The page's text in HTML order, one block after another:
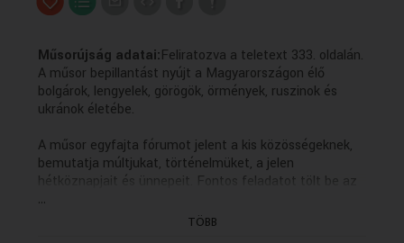
Műsorújság adatai:Feliratozva a teletext 333. oldalán.
A műsor bepillantást nyújt a Magyarországon élő
bolgárok, lengyelek, görögök, örmények, ruszinok és
ukránok életébe.
A műsor egyfajta fórumot jelent a kis közösségeknek,
bemutatja múltjukat, történelmüket, a jelen
hétköznapjait és ünnepeit. Fontos feladatot tölt be az
anyanyelvi kultúra ápolásában, hiszen a forgatott
anyagok többsége az adott kisebbség nyelvén készül
...
TÖBB